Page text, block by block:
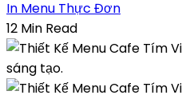
In Menu Thực Đơn
12 Min Read